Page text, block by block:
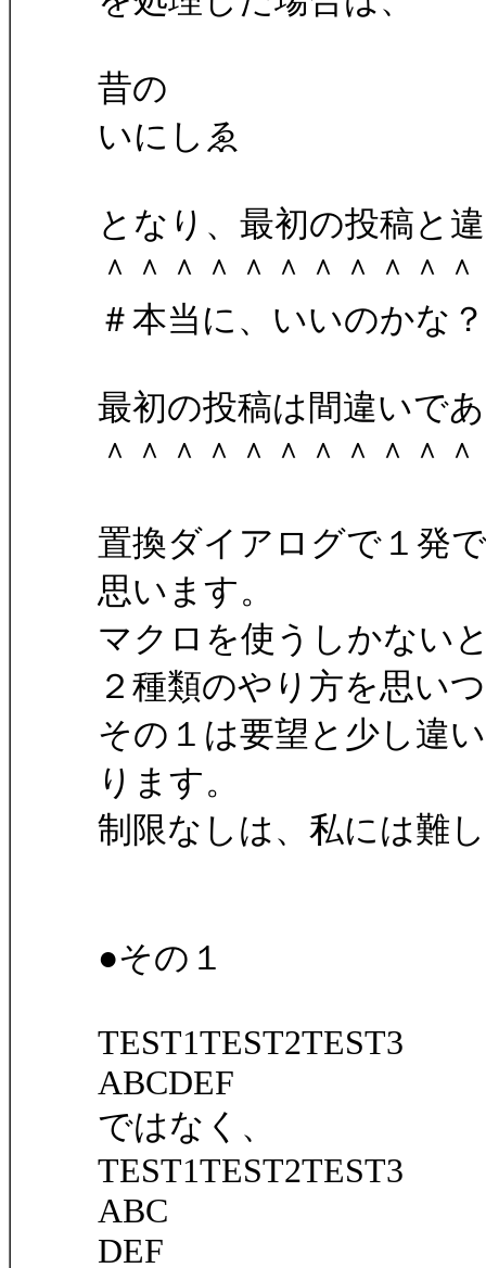
昔の
いにしゑ
となり、最初の投稿と
＾＾＾＾＾＾＾＾＾＾
＃本当に、いいのかな？
最初の投稿は間違いで
＾＾＾＾＾＾＾＾＾＾
置換ダイアログで１発
思います。
マクロを使うしかない
２種類のやり方を思い
その１は要望と少し違
ります。
制限なしは、私には難
●その１
TEST1TEST2TEST3
ABCDEF
ではなく、
TEST1TEST2TEST3
ABC
DEF